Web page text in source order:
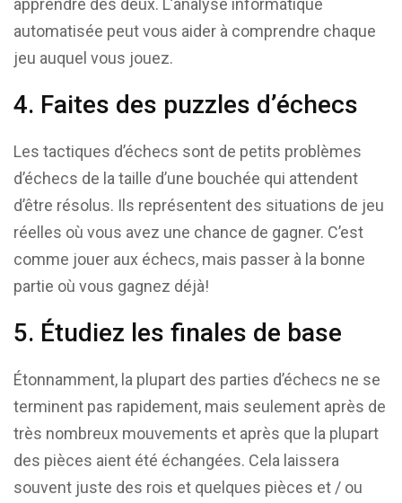
apprendre des deux. L’analyse informatique
automatisée peut vous aider à comprendre chaque
jeu auquel vous jouez.
4. Faites des puzzles d’échecs
Les tactiques d’échecs sont de petits problèmes
d’échecs de la taille d’une bouchée qui attendent
d’être résolus. Ils représentent des situations de jeu
réelles où vous avez une chance de gagner. C’est
comme jouer aux échecs, mais passer à la bonne
partie où vous gagnez déjà!
5. Étudiez les finales de base
Étonnamment, la plupart des parties d’échecs ne se
terminent pas rapidement, mais seulement après de
très nombreux mouvements et après que la plupart
des pièces aient été échangées. Cela laissera
souvent juste des rois et quelques pièces et / ou